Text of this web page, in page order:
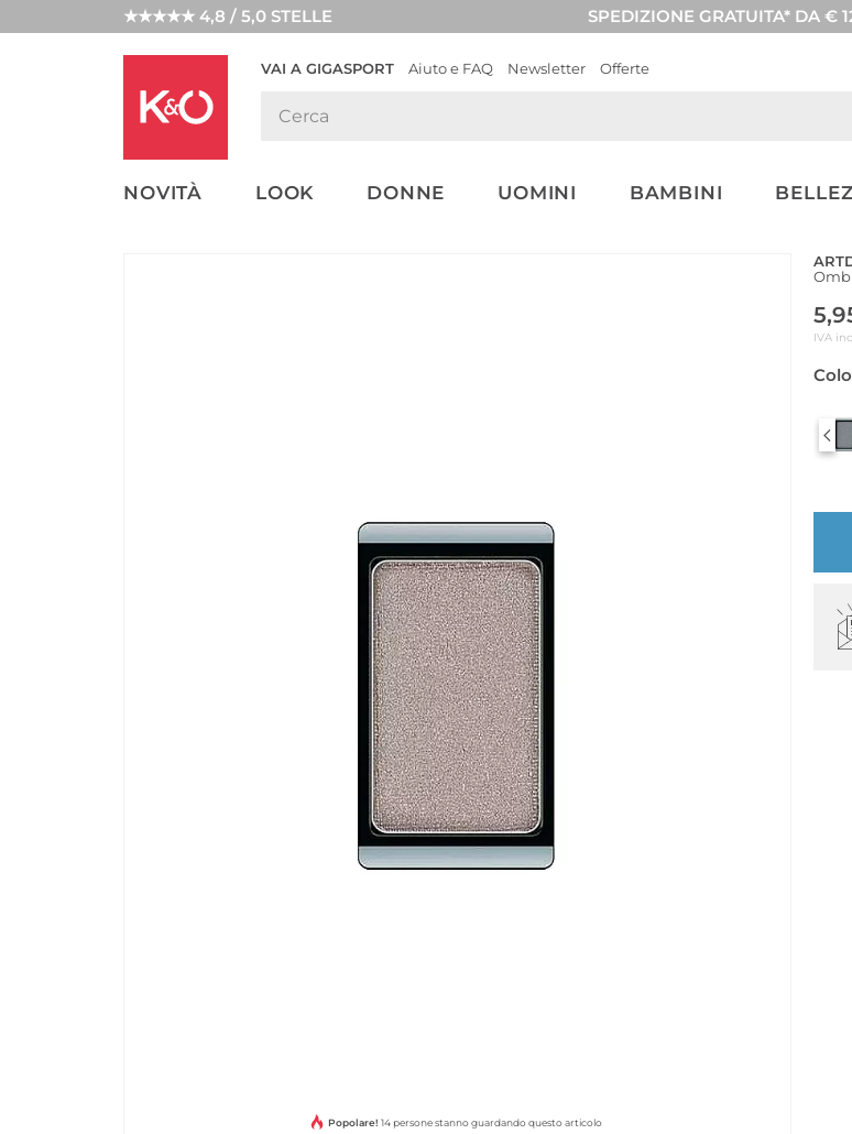
★★★★★ 4,8 / 5,0 STELLE SPEDIZIONE GRATUITA* DA €
VAI A GIGASPORT Aiuto e FAQ Newsletter Offerte
NOVITÀ LOOK DONNE UOMINI BAMBINI
LOOK
WEDDING
Popolare! 14 persone stanno guardando questo articolo
IVA